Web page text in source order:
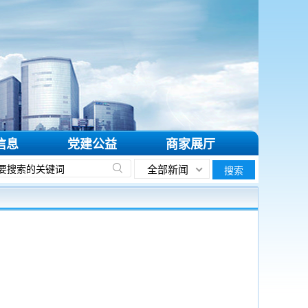
息 党建公益 商家展厅
全部新闻 搜索